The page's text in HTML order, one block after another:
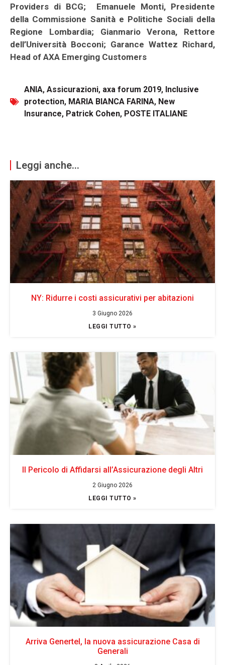
Providers di BCG; Emanuele Monti, Presidente
della Commissione Sanità e Politiche Sociali della
Regione Lombardia; Gianmario Verona, Rettore
dell’Università Bocconi; Garance Wattez Richard,
Head of AXA Emerging Customers
ANIA, Assicurazioni, axa forum 2019, Inclusive
protection, MARIA BIANCA FARINA, New
Insurance, Patrick Cohen, POSTE ITALIANE
Leggi anche...
NY: Ridurre i costi assicurativi per abitazioni
3 Giugno 2026
LEGGI TUTTO »
Il Pericolo di Affidarsi all’Assicurazione degli Altri
2 Giugno 2026
LEGGI TUTTO »
Arriva Genertel, la nuova assicurazione Casa di
Generali